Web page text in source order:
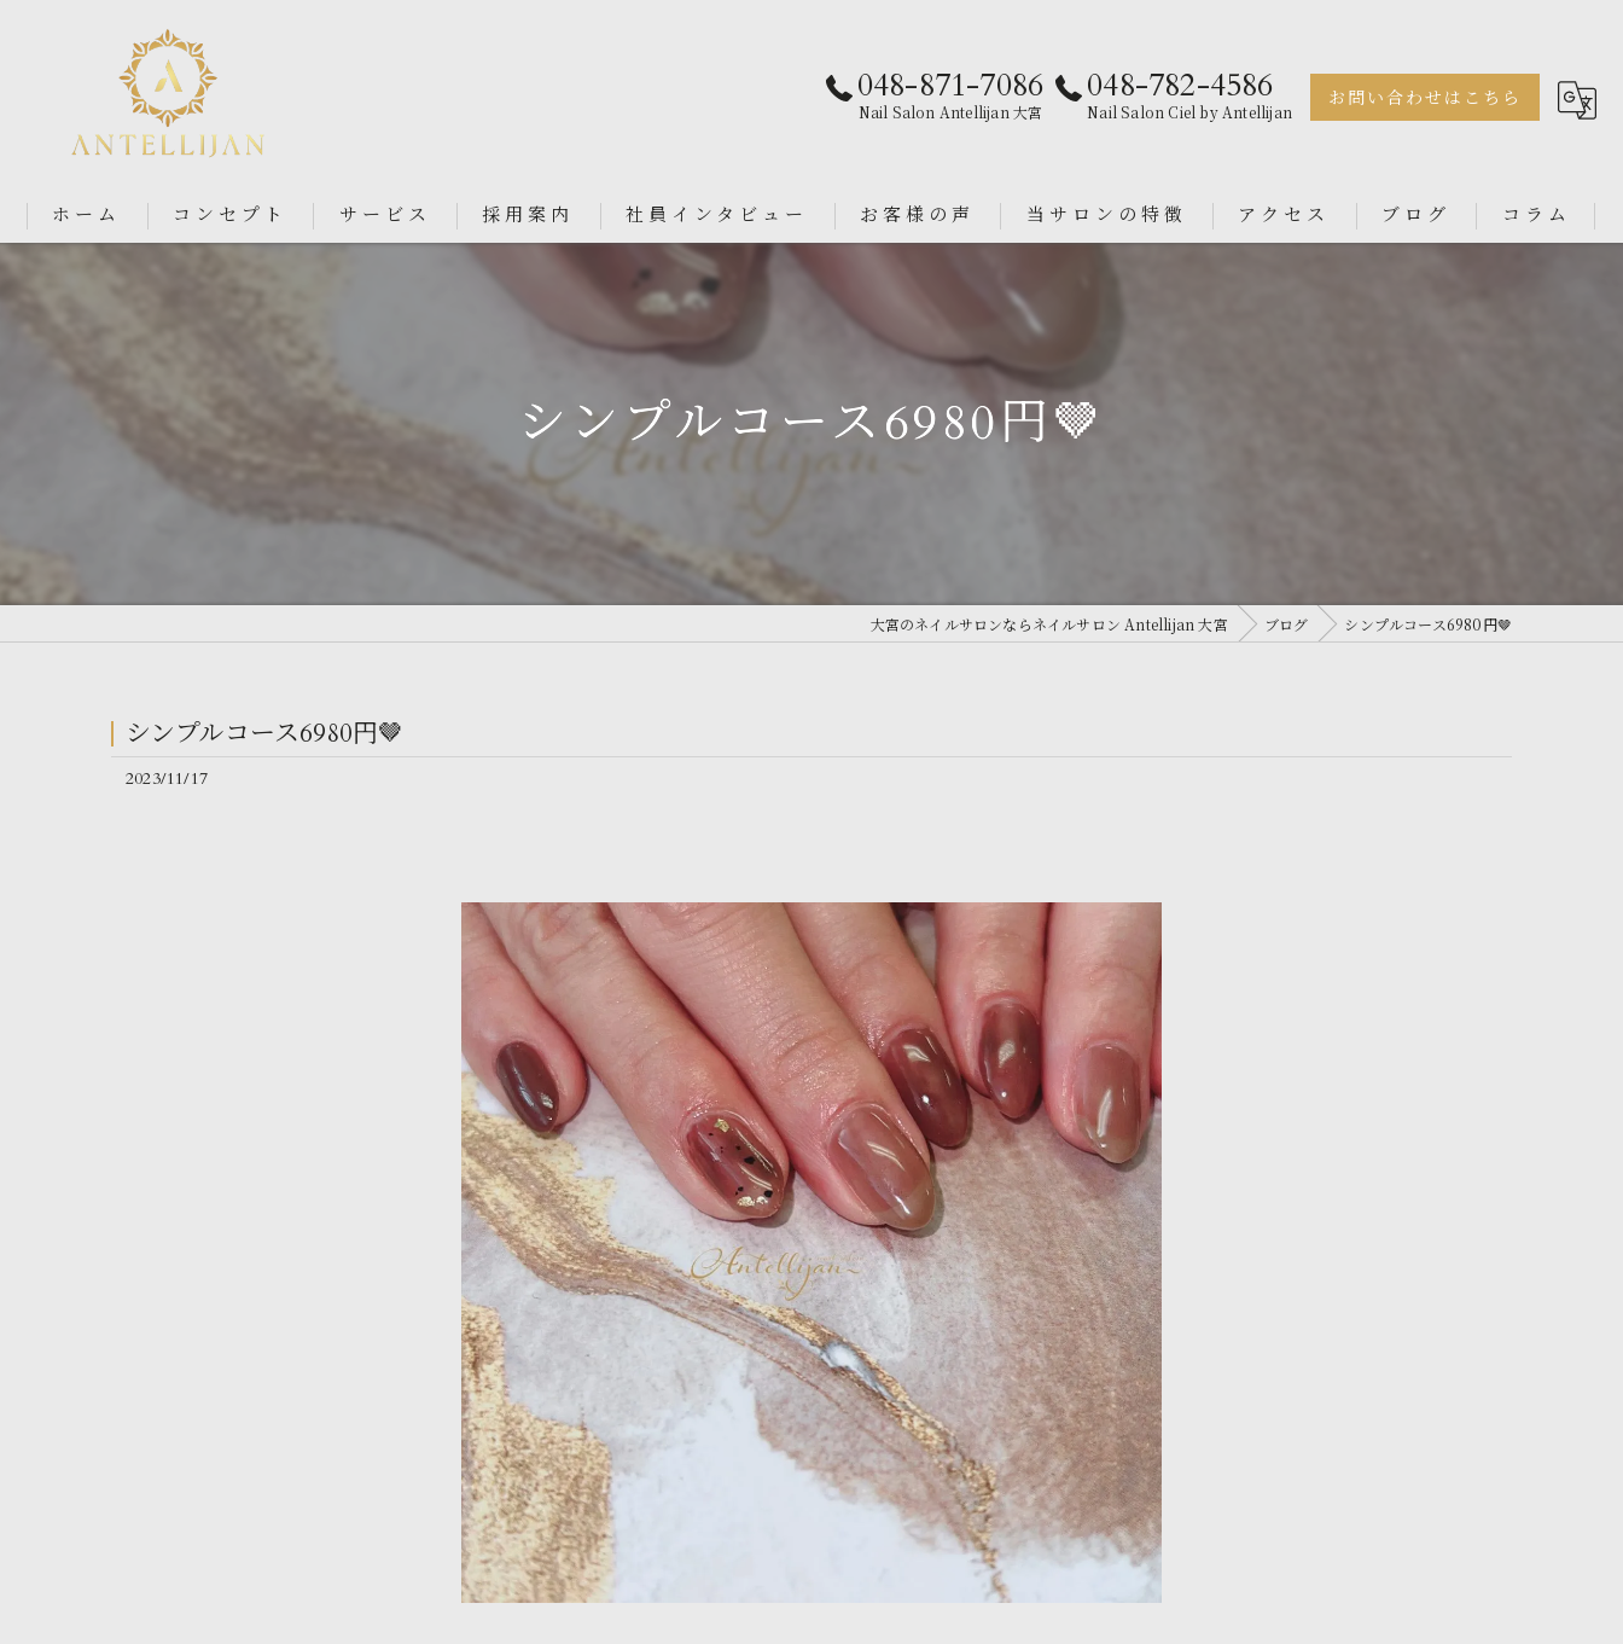
048-871-7086
Nail Salon Antellijan 大宮
048-782-4586
Nail Salon Ciel by Antellijan
お問い合わせはこちら
ホーム コンセプト サービス 採用案内 社員インタビュー お客様の声 当サロンの特徴
パラジェル
ニュアンス
アクセス ブログ コラム
シンプルコース6980円🤎
大宮のネイルサロンならネイルサロン Antellijan 大宮 ブログ シンプルコース6980円🤎
シンプルコース6980円🤎
2023/11/17